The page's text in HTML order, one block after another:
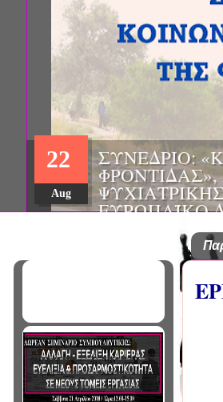
ΗΜΕΡΙΔΑ:
ΠΟΥ
ΤΙΣ Α' & Β'
ΚΛΙΝΙΚΕΣ
01
Mar